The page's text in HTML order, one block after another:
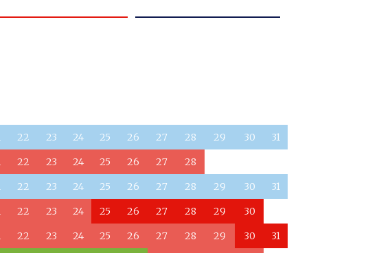
22 23 24 25 26 27 28 29 30
31
22 23 24 25 26 27
28
22 23 24 25 26 27 28 29 30
31
22 23 24 25 26 27 28 29
30
22 23 24 25 26 27 28 29 30
31